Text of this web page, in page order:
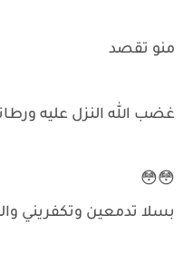
منو تقصد
غضب الله النزل عليه
😳😳
بسلا تدمعين وتكفريني